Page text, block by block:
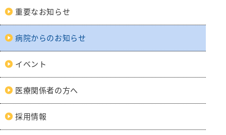
重要なお知らせ
病院からのお知らせ
イベント
医療関係者の方へ
採用情報